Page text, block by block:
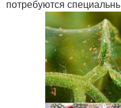
потребуются